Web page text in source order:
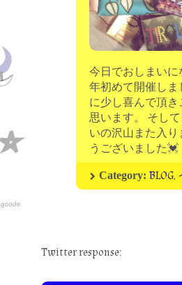
minna kitchen
contact
今日でおしまいに
年初めて開催し
に少し喜んで頂き
思います。 そし
いの沢山また入り
うございました💓
Category: BLOG,
Twitter response: